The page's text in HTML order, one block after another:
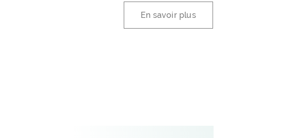
En savoir plus